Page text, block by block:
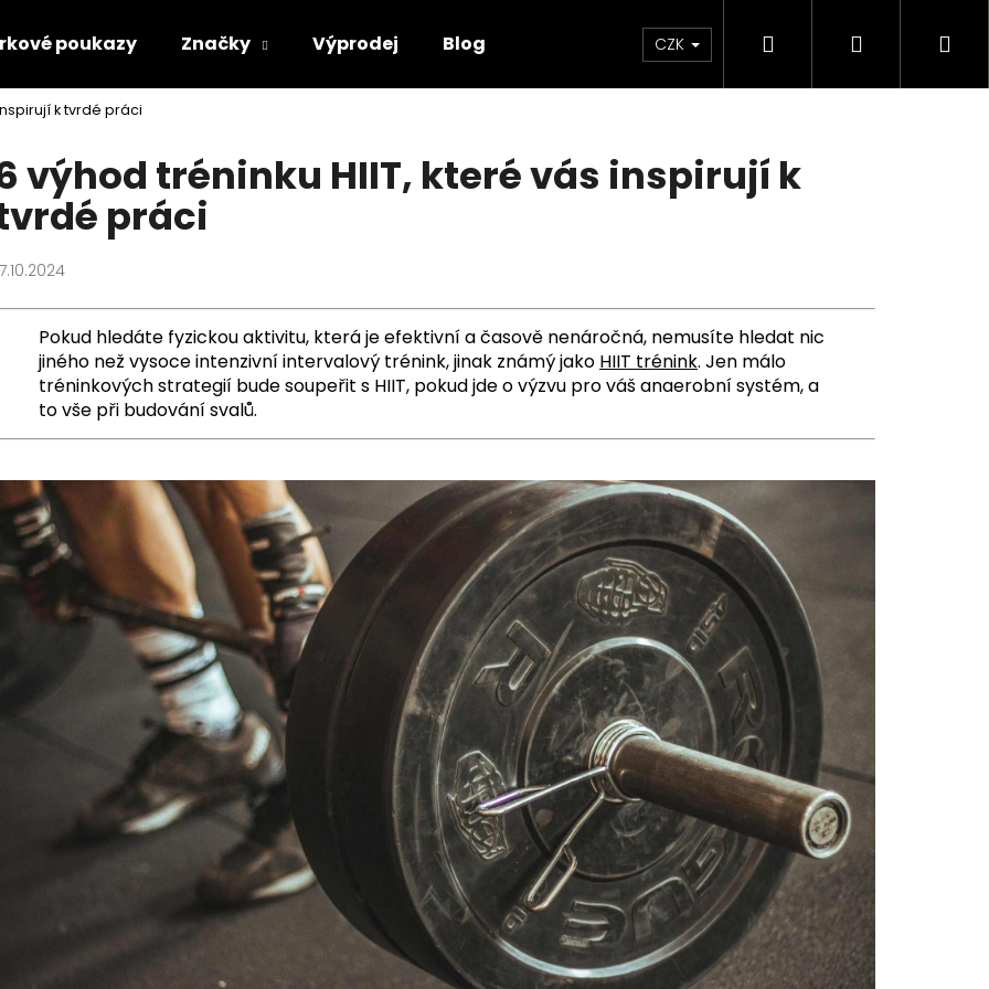
poukazy Značky Výprodej Blog CZK Hledat Přihlášení
k tvrdé práci
výhod tréninku HIIT, které vás inspirují k
práci
Pokud hledáte fyzickou aktivitu, která je efektivní a časově nenáročná, nemusíte hledat nic
jiného než vysoce intenzivní intervalový trénink, jinak známý jako HIIT trénink. Jen málo
tréninkových strategií bude soupeřit s HIIT, pokud jde o výzvu pro váš anaerobní systém, a
to vše při budování svalů.
Co potřebujete najít?
Doporučujeme